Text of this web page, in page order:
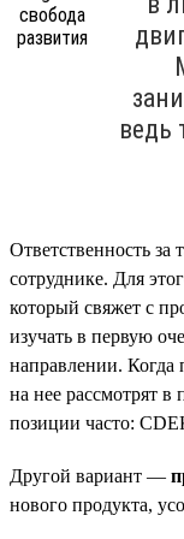
ведь
Ответственность за
сотруднике. Для
который свяжет с
изучать в первую
направлении. Когда
на нее рассмотрят в
позиции часто:
Другой вариант —
нового продукта,